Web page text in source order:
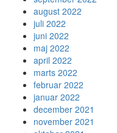
august 2022
juli 2022
juni 2022
maj 2022
april 2022
marts 2022
februar 2022
januar 2022
december 2021
november 2021